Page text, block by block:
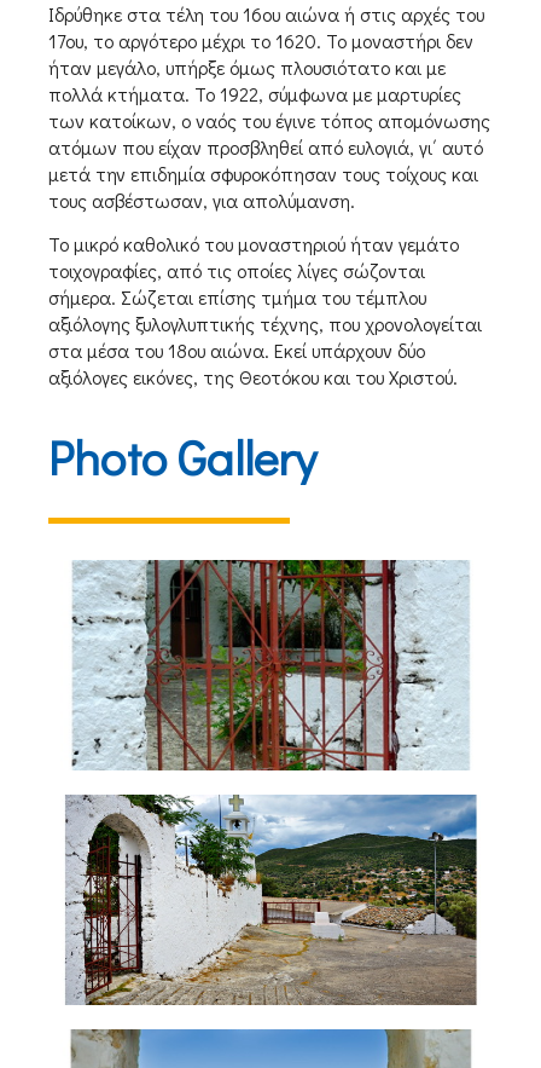
Ιδρύθηκε στα τέλη του 16ου αιώνα ή στις αρχές του
17ου, το αργότερο μέχρι το 1620. Το μοναστήρι δεν
ήταν μεγάλο, υπήρξε όμως πλουσιότατο και με
πολλά κτήματα. Το 1922, σύμφωνα με μαρτυρίες
των κατοίκων, ο ναός του έγινε τόπος απομόνωσης
ατόμων που είχαν προσβληθεί από ευλογιά, γι΄ αυτό
μετά την επιδημία σφυροκόπησαν τους τοίχους και
τους ασβέστωσαν, για απολύμανση.
Το μικρό καθολικό του μοναστηριού ήταν γεμάτο
τοιχογραφίες, από τις οποίες λίγες σώζονται
σήμερα. Σώζεται επίσης τμήμα του τέμπλου
αξιόλογης ξυλογλυπτικής τέχνης, που χρονολογείται
στα μέσα του 18ου αιώνα. Εκεί υπάρχουν δύο
αξιόλογες εικόνες, της Θεοτόκου και του Χριστού.
Photo Gallery